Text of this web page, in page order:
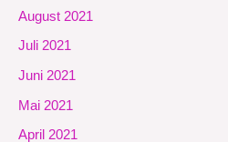
August 2021
Juli 2021
Juni 2021
Mai 2021
April 2021